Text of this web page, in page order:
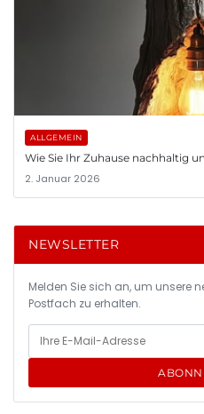
ALLGEMEIN
Wie Sie Ihr Zuhause nachhaltig
2. Januar 2026
NEWSLETTER
Melden Sie sich an, um unsere
Postfach zu erhalten.